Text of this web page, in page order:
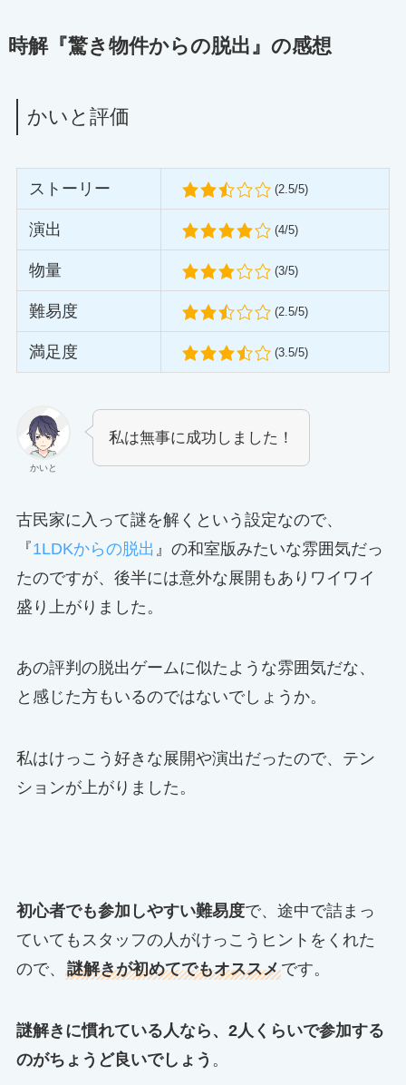
時解『驚き物件からの脱出』の感想
かいと評価
ストーリー (2.5/5)
演出 (4/5)
物量 (3/5)
難易度 (2.5/5)
満足度 (3.5/5)
かいと
私は無事に成功しました！
古民家に入って謎を解くという設定なので、
『1LDKからの脱出 』の和室版みたいな雰囲気だっ
たのですが、後半には意外な展開もありワイワイ
盛り上がりました。
あの評判の脱出ゲームに似たような雰囲気だな、
と感じた方もいるのではないでしょうか。
私はけっこう好きな展開や演出だったので、テン
ションが上がりました。
初心者でも参加しやすい難易度で、途中で詰まっ
ていてもスタッフの人がけっこうヒントをくれた
ので、 謎解きが初めてでもオススメです。
謎解きに慣れている人なら、2人くらいで参加する
のがちょうど良いでしょう 。